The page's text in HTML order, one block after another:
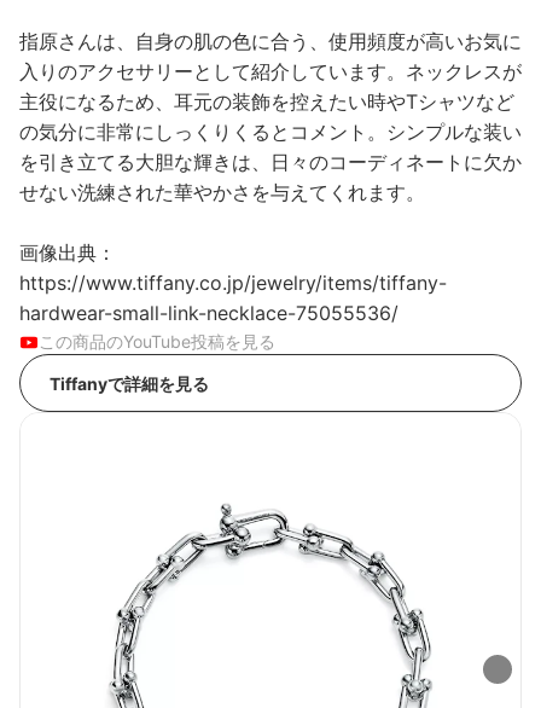
指原さんは、自身の肌の色に合う、使用頻度が高いお気に
入りのアクセサリーとして紹介しています。ネックレスが
主役になるため、耳元の装飾を控えたい時やTシャツなど
の気分に非常にしっくりくるとコメント。シンプルな装い
を引き立てる大胆な輝きは、日々のコーディネートに欠か
せない洗練された華やかさを与えてくれます。
画像出典：
https://www.tiffany.co.jp/jewelry/items/tiffany-
hardwear-small-link-necklace-75055536/
この商品のYouTube投稿を見る
Tiffanyで詳細を見る